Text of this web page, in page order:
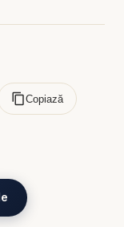
acces la
pehttps://bibl
Copiază